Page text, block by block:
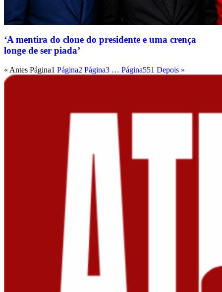
‘A mentira do clone do presidente e uma crença
longe de ser piada’
« Antes Página1 Página2 Página3 … Página551 Depois »